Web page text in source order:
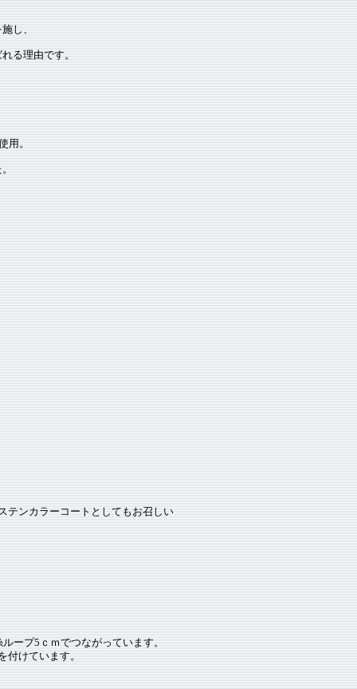
施し、
る理由です。
用。
。
テンカラーコートとしてもお召しい
ープ5ｃｍでつながっています。
付けています。